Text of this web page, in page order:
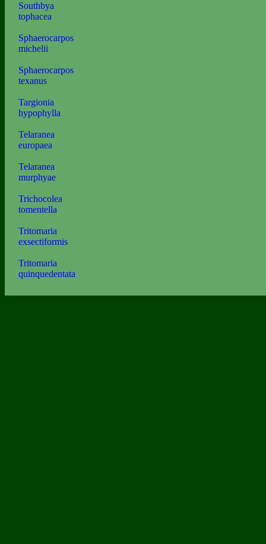
Southbya
tophacea
Sphaerocarpos
michelii
Sphaerocarpos
texanus
Targionia
hypophylla
Telaranea
europaea
Telaranea
murphyae
Trichocolea
tomentella
Tritomaria
exsectiformis
Tritomaria
quinquedentata